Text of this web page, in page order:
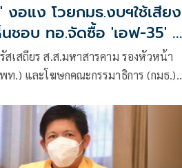
งอแง โวยกมธ.งบฯใช้เสียง
นชอบ ทอ.จัดซื้อ 'เอฟ-35' 2
เสถียร ส.ส.มหาสารคาม รองหัวหน้า
ท.) และโฆษกคณะกรรมาธิการ (กมธ.)
ยประจำปีงบประมาณ พ.ศ. 2566 แถลง
ธ.งบประมาณ